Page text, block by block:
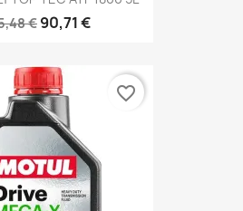
€ 90,71 €
favorite_border